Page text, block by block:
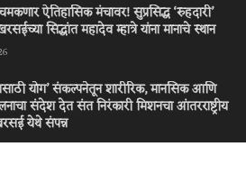
ऐतिहासिक मंचावर! सुप्रसिद्ध ‘रुहदारी’
सिद्धांत महादेव म्हात्रे यांना मानाचे स्थान
योग’ संकल्पनेतून शारीरिक, मानसिक आणि
संदेश देत संत निरंकारी मिशनचा आंतरराष्ट्रीय
येथे संपन्न